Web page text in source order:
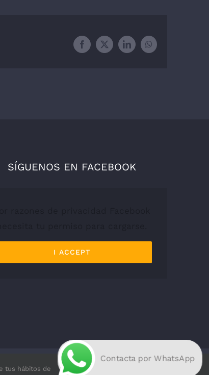
Facebook
X LinkedInWhatsApp
SÍGUENOS EN FACEBOOK
I ACCEPT
Contacta por WhatsApp
tus hábitos de